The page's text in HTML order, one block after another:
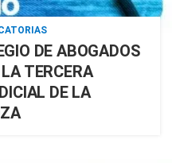
DE ABOGADOS
TERCERA
DE LA